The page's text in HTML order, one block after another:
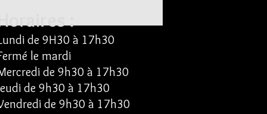
:
de 9H30 à 17h30
le mardi
de 9h30 à 17h30
de 9h30 à 17h30
de 9h30 à 17h30